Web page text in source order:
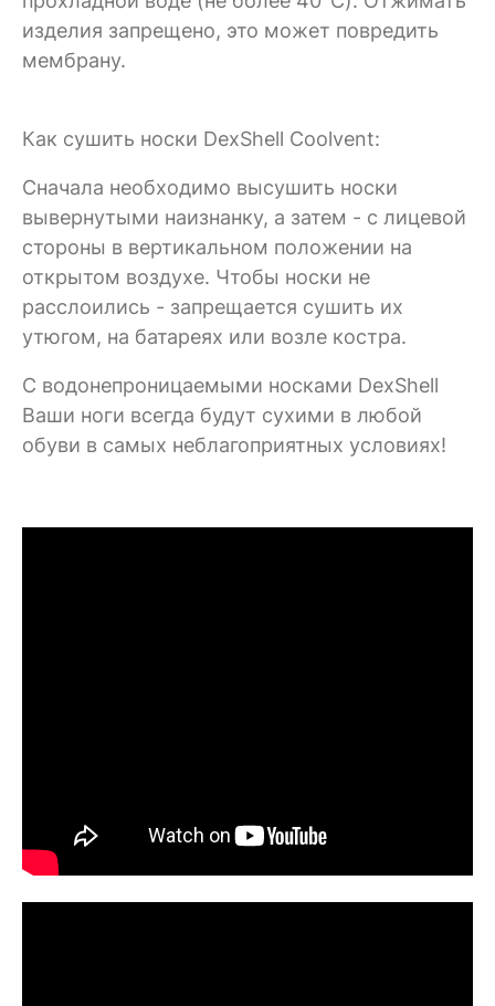
изделия запрещено, это может повредить
мембрану.
Как сушить носки DexShell Coolvent:
Сначала необходимо высушить носки
вывернутыми наизнанку, а затем - с лицевой
стороны в вертикальном положении на
открытом воздухе. Чтобы носки не
расслоились - запрещается сушить их
утюгом, на батареях или возле костра.
C водонепроницаемыми носками DexShell
Ваши ноги всегда будут сухими в любой
обуви в самых неблагоприятных условиях!